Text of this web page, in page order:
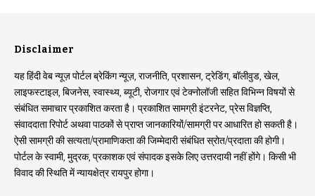
Disclaimer
यह हिंदी वेब न्यूज़ पोर्टल ब्रेकिंग न्यूज़, राजनीति, प्रशासन, ट्रेडिंग, बॉलीवुड, खेल,
लाइफस्टाइल, बिजनेस, स्वास्थ्य, ब्यूटी, रोजगार एवं टेक्नोलॉजी सहित विभिन्न विषयों से
संबंधित समाचार प्रकाशित करता है। प्रकाशित सामग्री इंटरनेट, प्रेस विज्ञप्ति,
संवाददाता रिपोर्ट अथवा पाठकों से प्राप्त जानकारियों/सामग्री पर आधारित हो सकती है।
ऐसी सामग्री की सत्यता/प्रामाणिकता की जिम्मेदारी संबंधित स्रोत/प्रदाता की होगी।
पोर्टल के स्वामी, मुद्रक, प्रकाशक एवं संपादक इसके लिए उत्तरदायी नहीं होंगे। किसी भी
विवाद की स्थिति में न्यायक्षेत्र रायपुर होगा।